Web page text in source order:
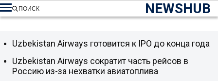
NEWSHUB
ПОИСК
Uzbekistan Airways готовится к IPO до конца года
Uzbekistan Airways сократит часть рейсов в
Россию из-за нехватки авиатоплива